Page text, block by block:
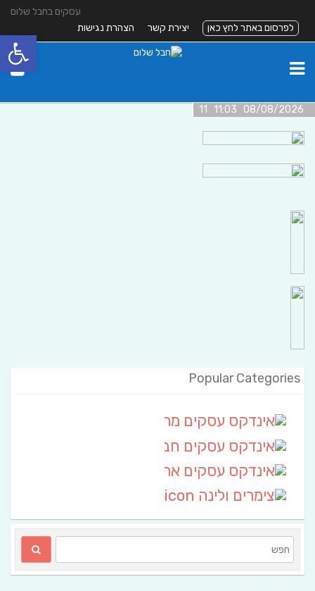
עסקים בחבל שלום
לפרסום באתר לחץ כאן
יצירת קשר הצהרת נגישות
08/08/2026 11:03 11
Popular Categories
פתח